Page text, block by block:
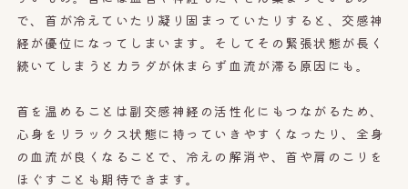
で、首が冷えていたり 凝り固まっていたりすると、交感神
経が優位になってしまいます。そしてその緊張状態が長く
続いてしまうとカラダが休まらず血流が滞る原因にも。
首を温めることは副交感神経の活性化にもつながるため、
心身をリラックス状態に持っていきやすくなったり、全身
の血流が良くなることで、冷えの解消や、首や肩のこりを
ほぐすことも期待できます。